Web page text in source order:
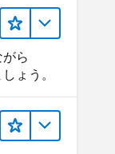
ら
ょう。